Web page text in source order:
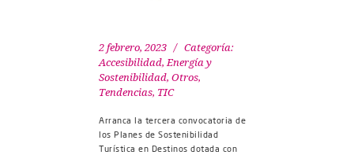
2 febrero, 2023
Categoría:
Accesibilidad, Energía y
Sostenibilidad, Otros,
Tendencias, TIC
Arranca la tercera convocatoria de
los Planes de Sostenibilidad
Turística en Destinos dotada con